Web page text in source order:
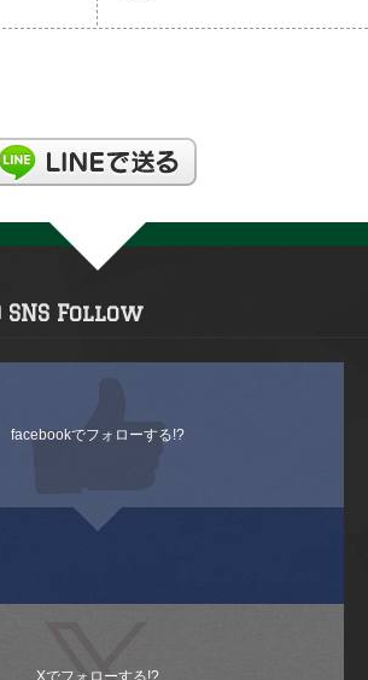
SNS Follow
facebookでフォローする!?
Xでフォローする!?